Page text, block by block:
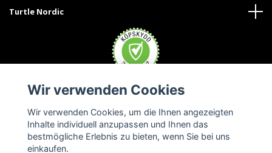
Turtle Nordic
Wir verwenden Cookies
Wir verwenden Cookies, um die Ihnen angezeigten
Inhalte individuell anzupassen und Ihnen das
bestmögliche Erlebnis zu bieten, wenn Sie bei uns
einkaufen.